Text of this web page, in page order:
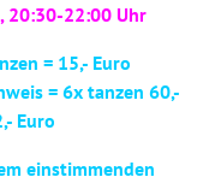
20:30-22:00 Uhr
= 15,- Euro
= 6x tanzen 60,-
Euro
einstimmenden